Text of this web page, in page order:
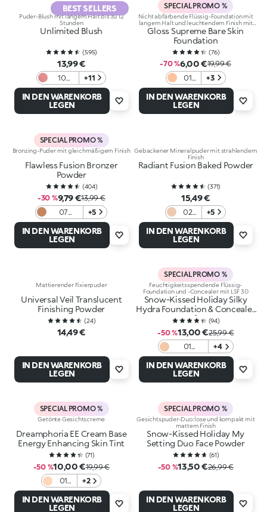
BEST SELLERS
Puder-Blush mit langem Halt bis zu 12
Stunden
Unlimited Blush
(595)
13,99 €
10
Warm
Mauve
+11
IN DEN WARENKORB
LEGEN
SPECIAL PROMO %
Nicht abfärbende Flüssig-Foundation mit
langem Halt und leuchtendem Finish mit
Hyaluronsäure
Gloss Supreme Bare Skin
Foundation
(76)
-70 %6,00 €19,99 €
01
Ivory
+3
IN DEN WARENKORB
LEGEN
SPECIAL PROMO %
Bronzing-Puder mit gleichmäßigem Finish
Flawless Fusion Bronzer
Powder
(404)
-30 %9,79 €13,99 €
07
Caramel
+5
IN DEN WARENKORB
LEGEN
Gebackener Mineralpuder mit strahlendem
Finish
Radiant Fusion Baked Powder
(371)
15,49 €
02
Sand
+5
IN DEN WARENKORB
LEGEN
Mattierender Fixierpuder
Universal Veil Translucent
Finishing Powder
(24)
14,49 €
IN DEN WARENKORB
LEGEN
SPECIAL PROMO %
Feuchtigkeitsspendende Flüssig-
Foundation und -Concealer mit LSF 30
Snow-Kissed Holiday Silky
Hydra Foundation & Concealer
Spf30 (94)
-50 %13,00 €25,99 €
01
Alabaster
+4
IN DEN WARENKORB
LEGEN
SPECIAL PROMO %
Getönte Gesichtscreme
Dreamphoria EE Cream Base
Energy Enhancing Skin Tint
(71)
-50 %10,00 €19,99 €
01
Ivory
+2
IN DEN WARENKORB
LEGEN
SPECIAL PROMO %
Gesichtspuder-Duo: lose und kompakt mit
mattem Finish
Snow-Kissed Holiday My
Setting Duo Face Powder
(61)
-50 %13,50 €26,99 €
IN DEN WARENKORB
LEGEN